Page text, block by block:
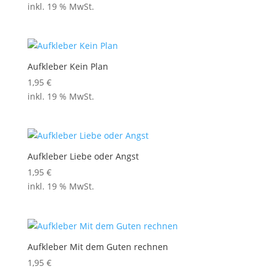
inkl. 19 % MwSt.
Aufkleber Kein Plan
1,95 €
inkl. 19 % MwSt.
Aufkleber Liebe oder Angst
1,95 €
inkl. 19 % MwSt.
Aufkleber Mit dem Guten rechnen
1,95 €